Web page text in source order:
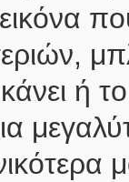
εικόνα
κάνει